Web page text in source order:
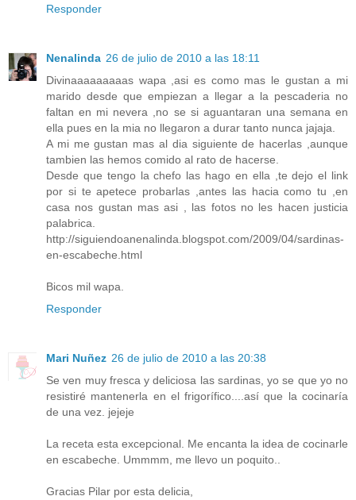
Responder
Nenalinda 26 de julio de 2010 a las 18:11
Divinaaaaaaaaas wapa ,asi es como mas le gustan a mi
marido desde que empiezan a llegar a la pescaderia no
faltan en mi nevera ,no se si aguantaran una semana en
ella pues en la mia no llegaron a durar tanto nunca jajaja.
A mi me gustan mas al dia siguiente de hacerlas ,aunque
tambien las hemos comido al rato de hacerse.
Desde que tengo la chefo las hago en ella ,te dejo el link
por si te apetece probarlas ,antes las hacia como tu ,en
casa nos gustan mas asi , las fotos no les hacen justicia
palabrica.
http://siguiendoanenalinda.blogspot.com/2009/04/sardinas-
en-escabeche.html
Bicos mil wapa.
Responder
Mari Nuñez 26 de julio de 2010 a las 20:38
Se ven muy fresca y deliciosa las sardinas, yo se que yo no
resistiré mantenerla en el frigorífico....así que la cocinaría
de una vez. jejeje
La receta esta excepcional. Me encanta la idea de cocinarle
en escabeche. Ummmm, me llevo un poquito..
Gracias Pilar por esta delicia,